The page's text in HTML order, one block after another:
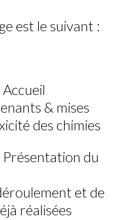
est le suivant :
& mises
des chimies
du
et de
réalisées